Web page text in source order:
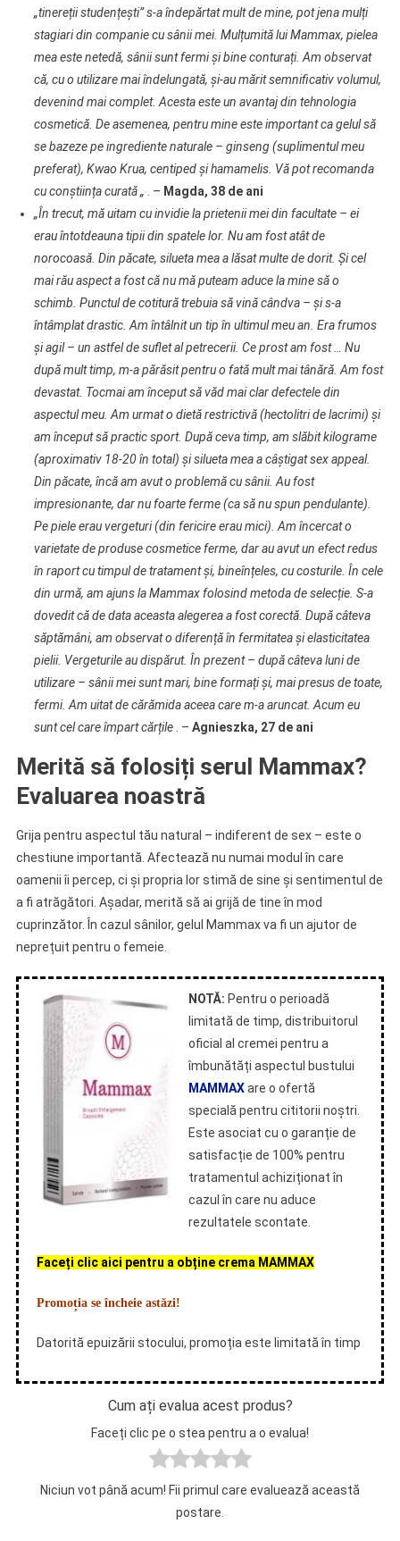
„tinereții studențești” s-a îndepărtat mult de mine, pot jena mulți
stagiari din companie cu sânii mei. Mulțumită lui Mammax, pielea
mea este netedă, sânii sunt fermi și bine conturați. Am observat
că, cu o utilizare mai îndelungată, și-au mărit semnificativ volumul,
devenind mai complet. Acesta este un avantaj din tehnologia
cosmetică. De asemenea, pentru mine este important ca gelul să
se bazeze pe ingrediente naturale – ginseng (suplimentul meu
preferat), Kwao Krua, centiped și hamamelis. Vă pot recomanda
cu conștiința curată „ . – Magda, 38 de ani
„În trecut, mă uitam cu invidie la prietenii mei din facultate – ei
erau întotdeauna tipii din spatele lor. Nu am fost atât de
norocoasă. Din păcate, silueta mea a lăsat multe de dorit. Și cel
mai rău aspect a fost că nu mă puteam aduce la mine să o
schimb. Punctul de cotitură trebuia să vină cândva – și s-a
întâmplat drastic. Am întâlnit un tip în ultimul meu an. Era frumos
și agil – un astfel de suflet al petrecerii. Ce prost am fost … Nu
după mult timp, m-a părăsit pentru o fată mult mai tânără. Am fost
devastat. Tocmai am început să văd mai clar defectele din
aspectul meu. Am urmat o dietă restrictivă (hectolitri de lacrimi) și
am început să practic sport. După ceva timp, am slăbit kilograme
(aproximativ 18-20 în total) și silueta mea a câștigat sex appeal.
Din păcate, încă am avut o problemă cu sânii. Au fost
impresionante, dar nu foarte ferme (ca să nu spun pendulante).
Pe piele erau vergeturi (din fericire erau mici). Am încercat o
varietate de produse cosmetice ferme, dar au avut un efect redus
în raport cu timpul de tratament și, bineînțeles, cu costurile. În cele
din urmă, am ajuns la Mammax folosind metoda de selecție. S-a
dovedit că de data aceasta alegerea a fost corectă. După câteva
săptămâni, am observat o diferență în fermitatea și elasticitatea
pielii. Vergeturile au dispărut. În prezent – după câteva luni de
utilizare – sânii mei sunt mari, bine formați și, mai presus de toate,
fermi. Am uitat de cărămida aceea care m-a aruncat. Acum eu
sunt cel care împart cărțile. – Agnieszka, 27 de ani
Merită să folosiți serul Mammax?
Evaluarea noastră
Grija pentru aspectul tău natural – indiferent de sex – este o
chestiune importantă. Afectează nu numai modul în care
oamenii îi percep, ci și propria lor stimă de sine și sentimentul de
a fi atrăgători. Așadar, merită să ai grijă de tine în mod
cuprinzător. În cazul sânilor, gelul Mammax va fi un ajutor de
neprețuit pentru o femeie.
NOTĂ: Pentru o perioadă
limitată de timp, distribuitorul
oficial al cremei pentru a
îmbunătăți aspectul bustului
MAMMAXare o ofertă
specială pentru cititorii noștri.
Este asociat cu o garanție de
satisfacție de 100% pentru
tratamentul achiziționat în
cazul în care nu aduce
rezultatele scontate.
Faceți clic aici pentru a obține crema MAMMAX
Promoția se încheie astăzi!
Datorită epuizării stocului, promoția este limitată în timp
Cum ați evalua acest produs?
Faceți clic pe o stea pentru a o evalua!
Niciun vot până acum! Fii primul care evaluează această
postare.